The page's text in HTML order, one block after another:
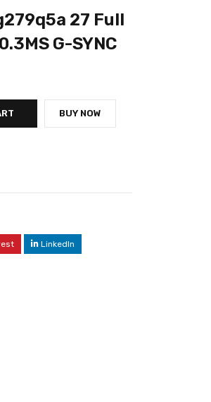
27 Full
G-SYNC
BUY NOW
LinkedIn